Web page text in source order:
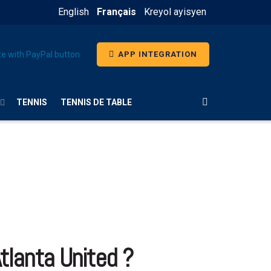
English Français Kreyol ayisyen
APP INTEGRATION
TENNIS TENNIS DE TABLE
United ?